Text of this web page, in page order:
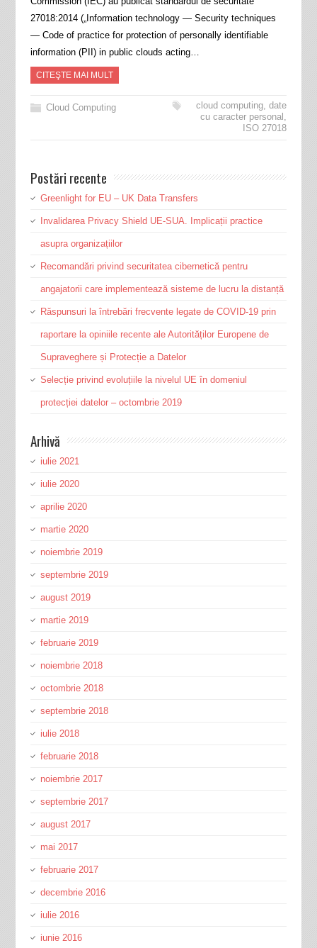
27018:2014 („Information technology — Security techniques
— Code of practice for protection of personally identifiable
information (PII) in public clouds acting…
CITEŞTE MAI MULT
Cloud Computing cloud computing,date
cu caracter personal ,
ISO 27018
Postări recente
Greenlight for EU – UK Data Transfers
Invalidarea Privacy Shield UE-SUA. Implicații practice
asupra organizațiilor
Recomandări privind securitatea cibernetică pentru
angajatorii care implementează sisteme de lucru la distanță
Răspunsuri la întrebări frecvente legate de COVID-19 prin
raportare la opiniile recente ale Autorităților Europene de
Supraveghere și Protecție a Datelor
Selecție privind evoluțiile la nivelul UE în domeniul
protecției datelor – octombrie 2019
Arhivă
iulie 2021
iulie 2020
aprilie 2020
martie 2020
noiembrie 2019
septembrie 2019
august 2019
martie 2019
februarie 2019
noiembrie 2018
octombrie 2018
septembrie 2018
iulie 2018
februarie 2018
noiembrie 2017
septembrie 2017
august 2017
mai 2017
februarie 2017
decembrie 2016
iulie 2016
iunie 2016